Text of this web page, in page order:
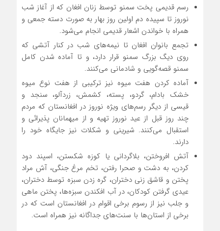
رسم قدیمی پخت سمنو توسط زنان افغان که از آغاز شب
نوروز تا سپیده دم اولین روز بهار به صورت دسته جمعی و
همراه با خواندن اشعار قدیمی انجام می‌شود.
تجمع بانوان افغان تا نیمه‌های شب در کنار آتشی که
روی دیگ بزرگ سمنو قرار دارد، و تا آماده شدن کامل
سمنو قصه‌گویی و شادمانی می‌کنند.
آماده کردن هفت میوه نیز ترکیبی از هفت نوع میوه
خشک بادام، گردو، پسته، کشمش، زردآلو، سنجد و
قیسی از دیگر رسم‌های ویژه نوروز در افغانستان که مردم
چند روز قبل از عید نوروز تهیه و از میهمانان پذیرائی و
استقبال می‌کنند. شیرینی و شکلات نیز جایگاه خود را
دارند.
آتش افروختن، بلاگردانی یا کوزه شکستن، اسپند دود
کردن، به دشت و صحرا رفتن، تخم مرغ جنگی، آش مراد
پختن و قاشق زنی دختران،‌ گره زدن سبزه توسط دختران،
عیدی گرفتن کودکان، در آب افکندن سبزه‌ها، پختن ماهی
و جلب نیز از رسوم برخی اقوام در افغانستان است که در
برخی از استان‌ها با سنت‌های جداگانه نیز همراه است.